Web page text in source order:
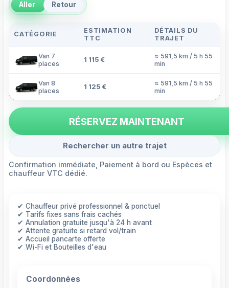
Aller Retour
CATÉGORIE
ESTIMATION
TTC
DÉTAILS DU
TRAJET
Van 7
places
1 115 €
≈ 591,5 km / 5 h 55
min
Van 8
places
1 125 €
≈ 591,5 km / 5 h 55
min
RÉSERVEZ MAINTENANT
Rechercher un autre trajet
Confirmation immédiate, Paiement à bord ou Espèces et
chauffeur VTC dédié.
✔ Chauffeur privé professionnel & ponctuel
✔ Tarifs fixes sans frais cachés
✔ Annulation gratuite jusqu'à 24 h avant
✔ Attente gratuite si retard vol/train
✔ Accueil pancarte offerte
✔ Wi-Fi et Bouteilles d'eau
Coordonnées